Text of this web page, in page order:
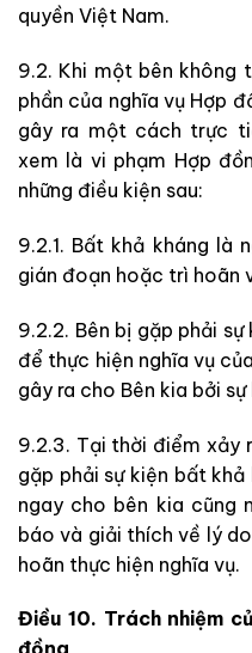
quyền Việt Nam.
9.2. Khi một bên
phần của nghĩa vụ Hợp
gây ra một cách trực
xem là vi phạm Hợp
những điều kiện sau:
9.2.1. Bất khả kháng là
gián đoạn hoặc trì hoãn
9.2.2. Bên bị gặp phải
để thực hiện nghĩa vụ
gây ra cho Bên kia bởi
9.2.3. Tại thời điểm xảy
gặp phải sự kiện bất
ngay cho bên kia cũng
báo và giải thích về lý
hoãn thực hiện nghĩa vụ.
Điều 10. Trách nhiệm